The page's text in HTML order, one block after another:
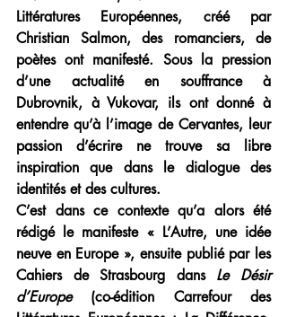
Littératures Européennes, créé par
Christian Salmon, des romanciers, de
poètes ont manifesté. Sous la pression
d’une actualité en souffrance à
Dubrovnik, à Vukovar, ils ont donné à
entendre qu’à l’image de Cervantes, leur
passion d’écrire ne trouve sa libre
inspiration que dans le dialogue des
identités et des cultures.
C’est dans ce contexte qu’a alors été
rédigé le manifeste « L’Autre, une idée
neuve en Europe », ensuite publié par les
Cahiers de Strasbourg dans Le Désir
d’Europe (co-édition Carrefour des